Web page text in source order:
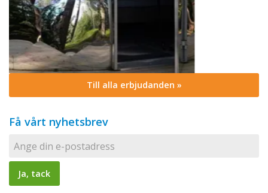
Till alla erbjudanden »
Få vårt nyhetsbrev